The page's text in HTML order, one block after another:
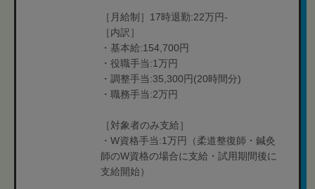
［月給制］17時退勤:22万円-
［内訳］
・基本給:154,700円
・役職手当:1万円
・調整手当:35,300円(20時間分)
・職務手当:2万円
［対象者のみ支給］
・W資格手当:1万円（柔道整復師・鍼灸
師のW資格の場合に支給・試用期間後に
支給開始）